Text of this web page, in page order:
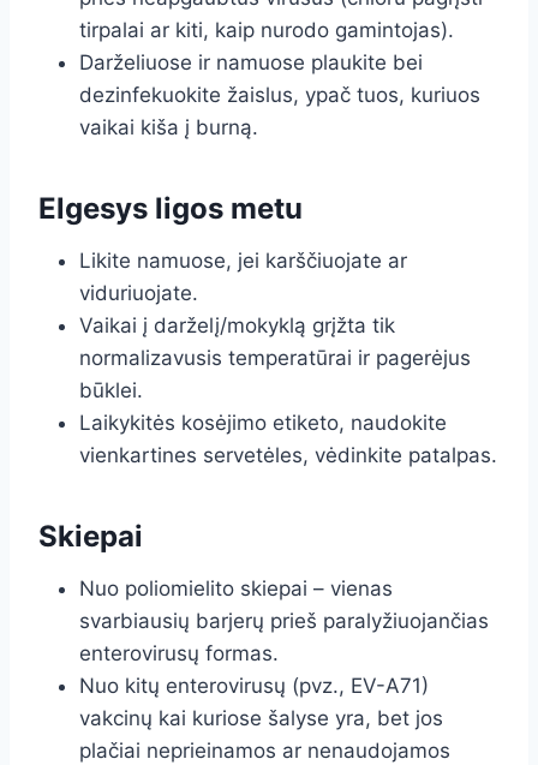
tirpalai ar kiti, kaip nurodo gamintojas).
Darželiuose ir namuose plaukite bei
dezinfekuokite žaislus, ypač tuos, kuriuos
vaikai kiša į burną.
Elgesys ligos metu
Likite namuose, jei karščiuojate ar
viduriuojate.
Vaikai į darželį/mokyklą grįžta tik
normalizavusis temperatūrai ir pagerėjus
būklei.
Laikykitės kosėjimo etiketo, naudokite
vienkartines servetėles, vėdinkite patalpas.
Skiepai
Nuo poliomielito skiepai – vienas
svarbiausių barjerų prieš paralyžiuojančias
enterovirusų formas.
Nuo kitų enterovirusų (pvz., EV-A71)
vakcinų kai kuriose šalyse yra, bet jos
plačiai neprieinamos ar nenaudojamos